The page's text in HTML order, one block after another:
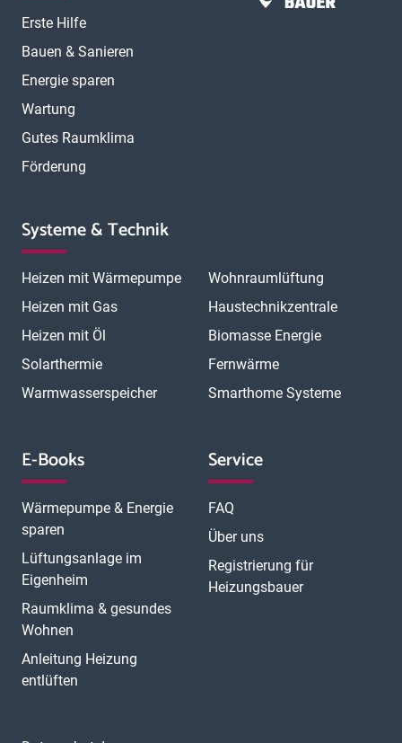
Erste Hilfe
Bauen & Sanieren
Energie sparen
Wartung
Gutes Raumklima
Förderung
Systeme & Technik
Heizen mit Wärmepumpe
Heizen mit Gas
Heizen mit Öl
Solarthermie
Warmwasserspeicher
Wohnraumlüftung
Haustechnikzentrale
Biomasse Energie
Fernwärme
Smarthome Systeme
E-Books
Wärmepumpe & Energie
sparen
Lüftungsanlage im
Eigenheim
Raumklima & gesundes
Wohnen
Anleitung Heizung
entlüften
Service
FAQ
Über uns
Registrierung für
Heizungsbauer